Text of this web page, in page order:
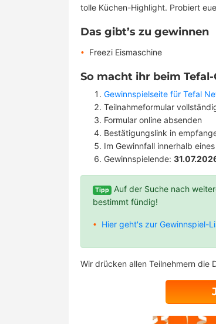
tolle Küchen-Highlight. Probiert
Das gibt’s zu gewinnen
Freezi Eismaschine
So macht ihr beim
Gewinnspielseite für Tefal
Teilnahmeformular
Formular online absenden
Bestätigungslink in
Im Gewinnfall innerhalb
Gewinnspielende:
Tipp Auf der Suche nach
bestimmt fündig!
Hier geht's zur Gewinnspiel-
Wir drücken allen Teilnehmern die